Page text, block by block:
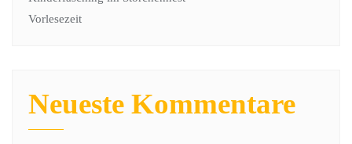
Vorlesezeit
Neueste Kommentare